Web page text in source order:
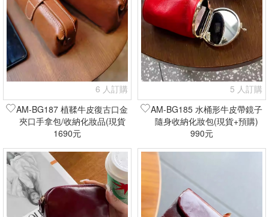
6 人訂購
AM-BG187 植鞣牛皮復古口金
夾口手拿包/收納化妝品(現貨
+預購)
1690元
5 人訂購
AM-BG185 水桶形牛皮帶鏡子
隨身收納化妝包(現貨+預購)
990元